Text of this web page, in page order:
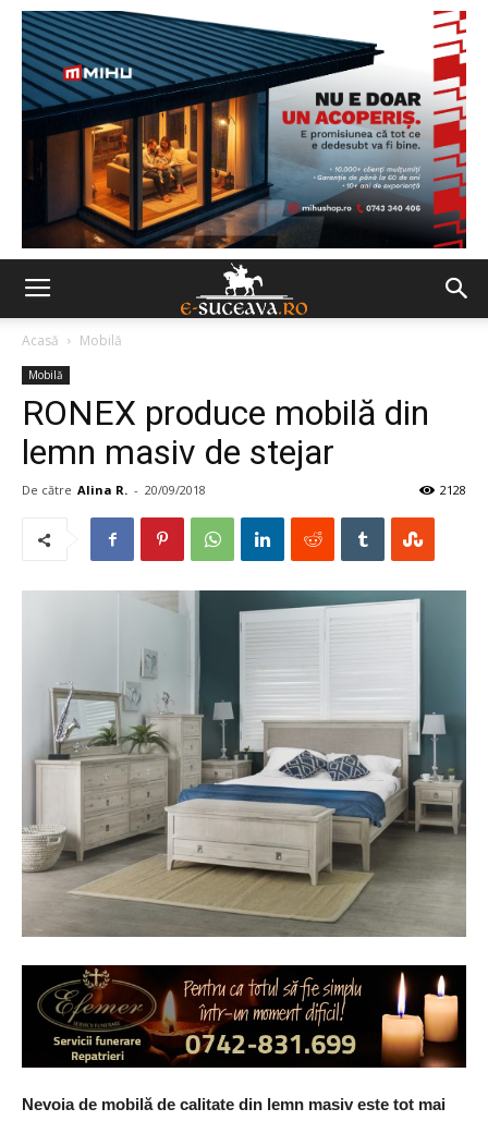
Acasă Mobilă
Mobilă
RONEX produce mobilă din
lemn masiv de stejar
De către Alina R. - 20/09/2018 2128
Nevoia de mobilă de calitate din lemn masiv este tot mai